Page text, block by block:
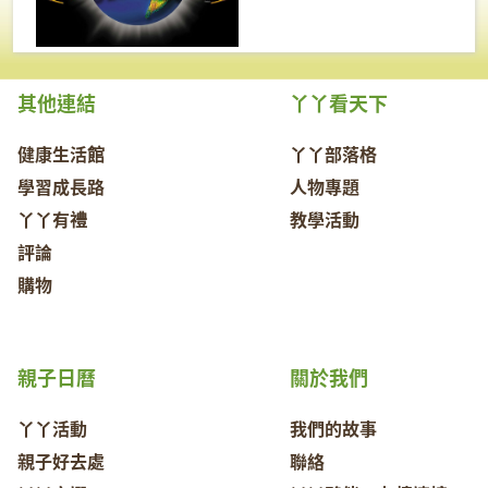
其他連結
健康生活館
學習成長路
丫丫有禮
評論
購物
丫丫看天下
丫丫部落格
人物專題
教學活動
關於我們
我們的故事
聯絡
親子日曆
丫丫活動
親子好去處